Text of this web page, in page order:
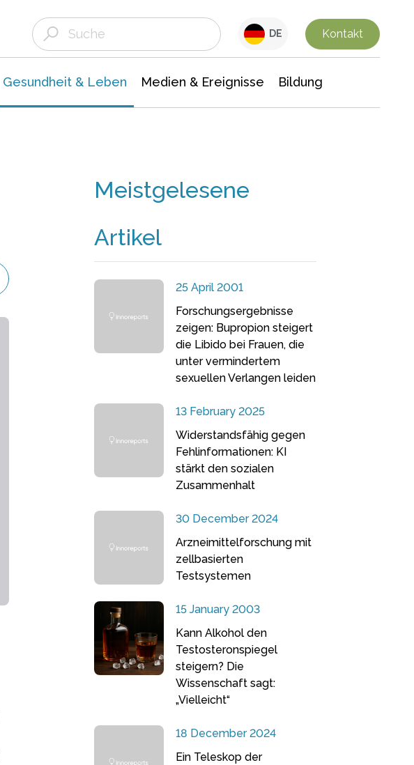
DE Kontakt
Gesundheit & Leben Medien & Ereignisse Bildung
Meistgelesene
Artikel
25 April 2001
Forschungsergebnisse
zeigen: Bupropion steigert
die Libido bei Frauen, die
unter vermindertem
sexuellen Verlangen leiden
13 February 2025
Widerstandsfähig gegen
Fehlinformationen: KI
stärkt den sozialen
Zusammenhalt
30 December 2024
Arzneimittelforschung mit
zellbasierten
Testsystemen
15 January 2003
Kann Alkohol den
Testosteronspiegel
steigern? Die
Wissenschaft sagt:
„Vielleicht“
18 December 2024
Ein Teleskop der